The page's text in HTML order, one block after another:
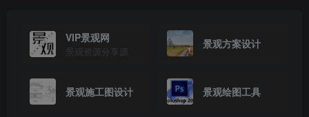
VIP景观网
景观资源分享源
景观方案设计
景观施工图设计 景观绘图工具